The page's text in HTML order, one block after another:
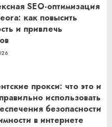
SEO-оптимизация
как повысить
и привлечь
прокси: что это и
использовать
безопасности
в интернете